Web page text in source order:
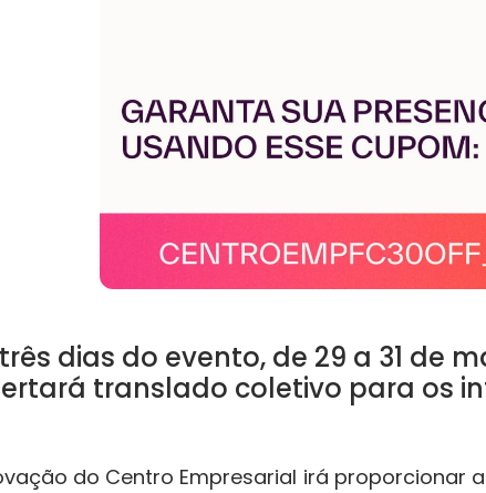
dias do evento, de 29 a 31 de
translado coletivo para os
do Centro Empresarial irá proporcionar